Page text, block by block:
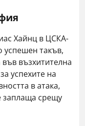
Хайнц в ЦСКА-
успешен такъв,
възхитителна
успехите на
в атака,
заплаща срещу